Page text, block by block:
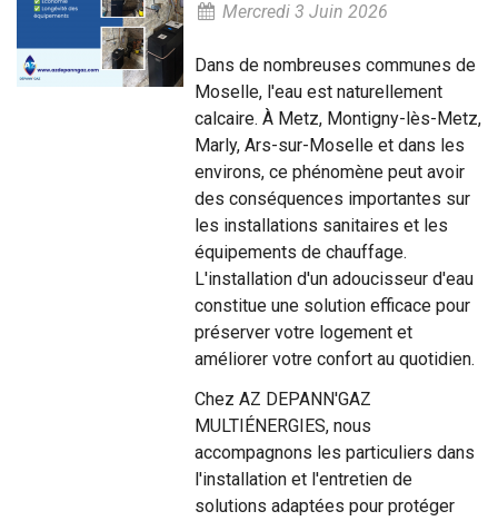
Mercredi 3 Juin 2026
Dans de nombreuses communes de
Moselle, l'eau est naturellement
calcaire. À Metz, Montigny-lès-Metz,
Marly, Ars-sur-Moselle et dans les
environs, ce phénomène peut avoir
des conséquences importantes sur
les installations sanitaires et les
équipements de chauffage.
L'installation d'un adoucisseur d'eau
constitue une solution efficace pour
préserver votre logement et
améliorer votre confort au quotidien.
Chez AZ DEPANN'GAZ
MULTIÉNERGIES, nous
accompagnons les particuliers dans
l'installation et l'entretien de
solutions adaptées pour protéger